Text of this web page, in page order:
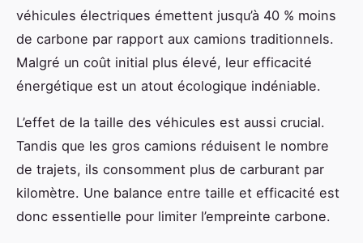
véhicules électriques émettent jusqu’à 40 % moins
de carbone par rapport aux camions traditionnels.
Malgré un coût initial plus élevé, leur efficacité
énergétique est un atout écologique indéniable.
L’effet de la taille des véhicules est aussi crucial.
Tandis que les gros camions réduisent le nombre
de trajets, ils consomment plus de carburant par
kilomètre. Une balance entre taille et efficacité est
donc essentielle pour limiter l’empreinte carbone.